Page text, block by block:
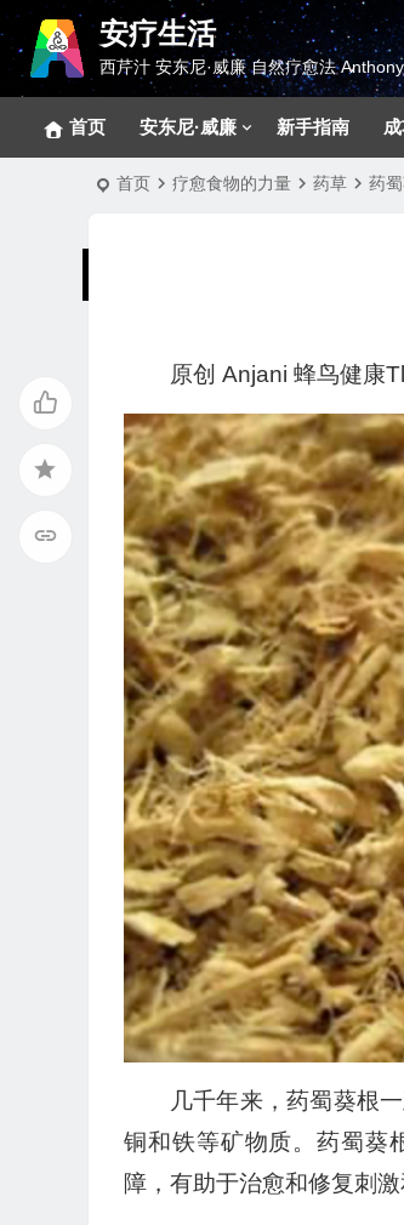
安疗生活
西芹汁 安东尼·威廉 自然疗愈法
首页 安东尼·威廉 新手指南
首页 疗愈食物的力量 药草 药
原创 Anjani 蜂鸟健康
几千年来，药蜀葵根
铜和铁等矿物质。药蜀葵
障，有助于治愈和修复刺激